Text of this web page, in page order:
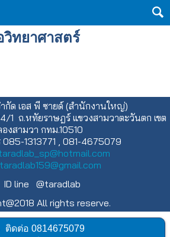
วิทยาศาสตร์
ด เอส พี ซายด์ (สำนักงานใหญ่)
1 ถ.หทัยราษฎร์ แขวงสามวาตะวันตก เขต
งสามวา กทม.10510
085-1313771 , 081-4675079
taradlab159@gmail.com
ID line @taradlab
All rights reserve.
ติดต่อ0814675079